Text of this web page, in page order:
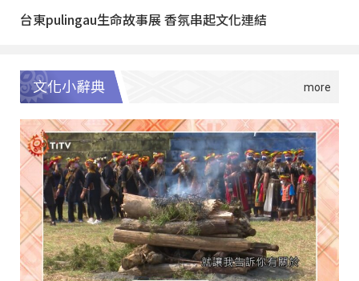
台東pulingau生命故事展 香氛串起文化連結
文化小辭典